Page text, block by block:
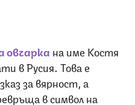
овчарка на име Костя
в Русия. Това е
за вярност, а
в символ на